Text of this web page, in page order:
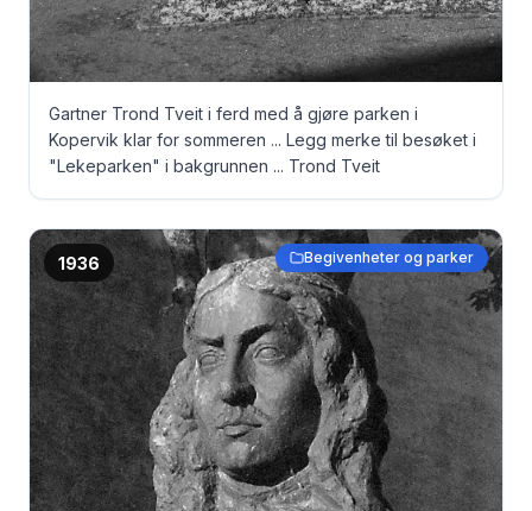
Gartner Trond Tveit i ferd med å gjøre parken i
Kopervik klar for sommeren ... Legg merke til besøket i
"Lekeparken" i bakgrunnen ... Trond Tveit
1936 Begivenheter og parker